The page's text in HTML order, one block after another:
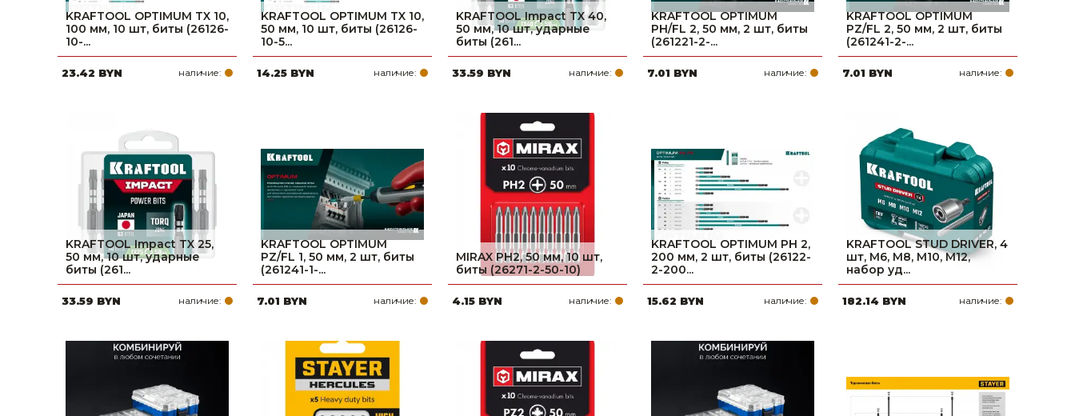
KRAFTOOL OPTIMUM TX 10,
100 мм, 10 шт, биты (26126-
10-...
23.42 BYN наличие:
KRAFTOOL OPTIMUM TX 10,
50 мм, 10 шт, биты (26126-
10-5...
14.25 BYN наличие:
KRAFTOOL Impact TX 40,
50 мм, 10 шт, ударные
биты (261...
33.59 BYN наличие:
KRAFTOOL OPTIMUM
PH/FL 2, 50 мм, 2 шт, биты
(261221-2-...
7.01 BYN наличие:
KRAFTOOL OPTIMUM
PZ/FL 2, 50 мм, 2 шт, биты
(261241-2-...
7.01 BYN наличие:
KRAFTOOL Impact TX 25,
50 мм, 10 шт, ударные
биты (261...
33.59 BYN наличие:
KRAFTOOL OPTIMUM
PZ/FL 1, 50 мм, 2 шт, биты
(261241-1-...
7.01 BYN наличие:
MIRAX PH2, 50 мм, 10 шт,
биты (26271-2-50-10)
4.15 BYN наличие:
KRAFTOOL OPTIMUM PH 2,
200 мм, 2 шт, биты (26122-
2-200...
15.62 BYN наличие:
KRAFTOOL STUD DRIVER, 4
шт, М6, М8, М10, М12,
набор уд...
182.14 BYN наличие: